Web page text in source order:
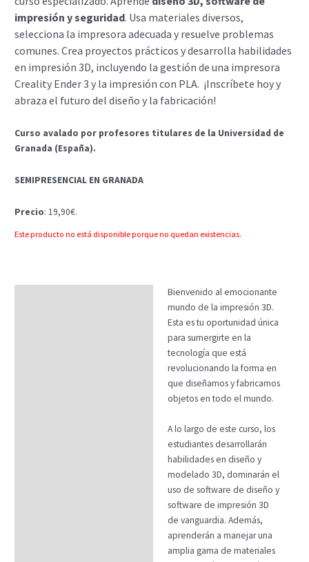
impresión y seguridad. Usa materiales diversos,
selecciona la impresora adecuada y resuelve problemas
comunes. Crea proyectos prácticos y desarrolla habilidades
en impresión 3D, incluyendo la gestión de una impresora
Creality Ender 3 y la impresión con PLA. ¡Inscríbete hoy y
abraza el futuro del diseño y la fabricación!
Curso avalado por profesores titulares de la Universidad de
Granada (España).
SEMIPRESENCIAL EN GRANADA
Precio: 19,90€.
Este producto no está disponible porque no quedan existencias.
Bienvenido al emocionante
mundo de la impresión 3D.
Esta es tu oportunidad única
para sumergirte en la
tecnología que está
revolucionando la forma en
que diseñamos y fabricamos
objetos en todo el mundo.
A lo largo de este curso, los
estudiantes desarrollarán
habilidades en diseño y
modelado 3D, dominarán el
uso de software de diseño y
software de impresión 3D
de vanguardia. Además,
aprenderán a manejar una
amplia gama de materiales